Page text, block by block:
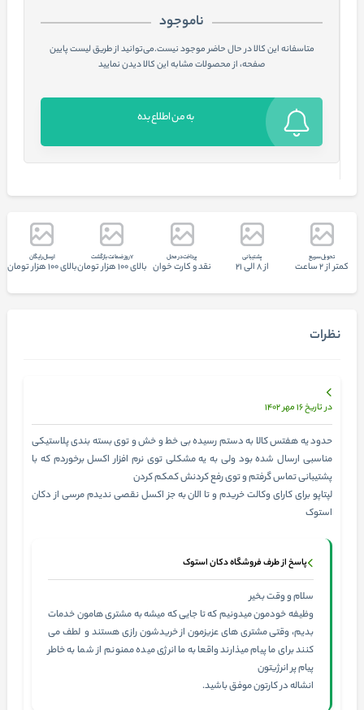
ناموجود
متاسفانه این کالا در حال حاضر موجود نیست.می‌توانید از طریق لیست پایین
صفحه، از محصولات مشابه این کالا دیدن نمایید
به من اطلاع بده
تحويل سريع
کمتر از 2 ساعت
پشتيبانی
از 8 الی 21
پرداخت در محل
نقد و کارت خوان
7 روز ضمانت بازگشت
بالای 100 هزار تومان
ارسال رایگان
بالای 100 هزار تومان
نظرات
در تاریخ 16 مهر 1402
حدود یه هفتس کالا به دستم رسیده بی خط و خش و توی بسته بندی پلاستیکی
مناسبی ارسال شده بود ولی به یه مشکلی توی نرم افزار اکسل برخوردم که با
پشتیبانی تماس گرفتم و توی رفع کردنش کمکم کردن
لپتاپو برای کارای وکالت خریدم و تا الان به جز اکسل نقصی ندیدم مرسی از دکان
استوک
پاسخ از طرف فروشگاه دکان استوک
سلام و وقت بخیر
وظیفه خودمون میدونیم که تا جایی که میشه به مشتری هامون خدمات
بدیم، وقتی مشتری های عزیزمون از خریدشون رازی هستند و لطف می
کنند برای ما پیام میذارند واقعا به ما انرژی میده ممنونم از شما به خاطر
پیام پر انرژیتون
انشاله در کارتون موفق باشید.